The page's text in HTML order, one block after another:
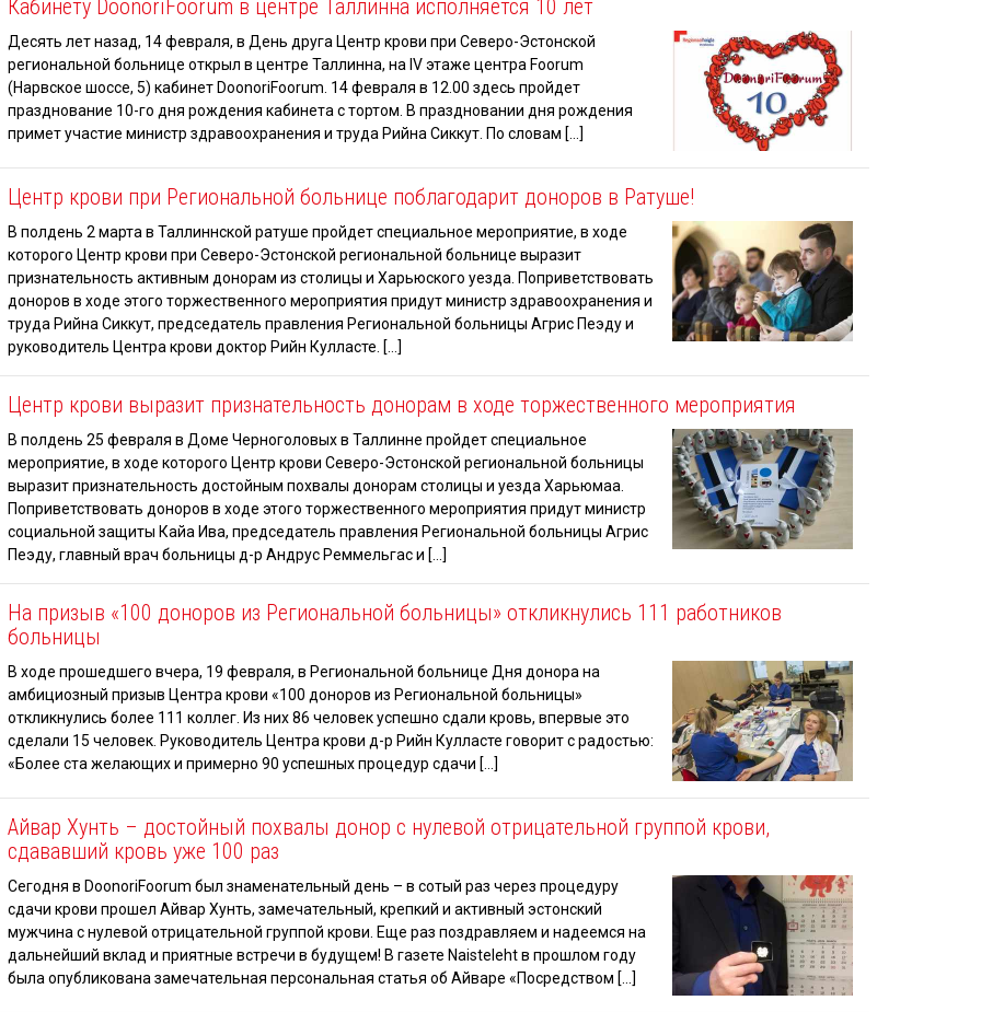
Кабинету DoonoriFoorum в центре Таллинна исполняется 10 лет
Десять лет назад, 14 февраля, в День друга Центр крови при Северо-Эстонской
региональной больнице открыл в центре Таллинна, на IV этаже центра Foorum
(Нарвское шоссе, 5) кабинет DoonoriFoorum. 14 февраля в 12.00 здесь пройдет
празднование 10-го дня рождения кабинета с тортом. В праздновании дня рождения
примет участие министр здравоохранения и труда Рийна Сиккут. По словам […]
Центр крови при Региональной больнице поблагодарит доноров в Ратуше!
В полдень 2 марта в Таллиннской ратуше пройдет специальное мероприятие, в ходе
которого Центр крови при Северо-Эстонской региональной больнице выразит
признательность активным донорам из столицы и Харьюского уезда. Поприветствовать
доноров в ходе этого торжественного мероприятия придут министр здравоохранения и
труда Рийна Сиккут, председатель правления Региональной больницы Агрис Пеэду и
руководитель Центра крови доктор Рийн Кулласте. […]
Центр крови выразит признательность донорам в ходе торжественного мероприятия
В полдень 25 февраля в Доме Черноголовых в Таллинне пройдет специальное
мероприятие, в ходе которого Центр крови Северо-Эстонской региональной больницы
выразит признательность достойным похвалы донорам столицы и уезда Харьюмаа.
Поприветствовать доноров в ходе этого торжественного мероприятия придут министр
социальной защиты Кайа Ива, председатель правления Региональной больницы Агрис
Пеэду, главный врач больницы д-р Андрус Реммельгас и […]
На призыв «100 доноров из Региональной больницы» откликнулись 111 работников
больницы
В ходе прошедшего вчера, 19 февраля, в Региональной больнице Дня донора на
амбициозный призыв Центра крови «100 доноров из Региональной больницы»
откликнулись более 111 коллег. Из них 86 человек успешно сдали кровь, впервые это
сделали 15 человек. Руководитель Центра крови д-р Рийн Кулласте говорит с радостью:
«Более ста желающих и примерно 90 успешных процедур сдачи […]
Айвар Хунть – достойный похвалы донор с нулевой отрицательной группой крови,
сдававший кровь уже 100 раз
Сегодня в DoonoriFoorum был знаменательный день – в сотый раз через процедуру
сдачи крови прошел Айвар Хунть, замечательный, крепкий и активный эстонский
мужчина с нулевой отрицательной группой крови. Еще раз поздравляем и надеемся на
дальнейший вклад и приятные встречи в будущем! В газете Naisteleht в прошлом году
была опубликована замечательная персональная статья об Айваре «Посредством […]